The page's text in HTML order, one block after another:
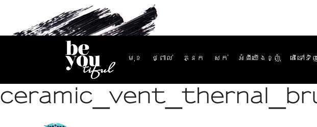
មុខ ថ្ពាល់ ភ្នែក សក់ អំពីយើងខ្ញុំ តើទៅទិ